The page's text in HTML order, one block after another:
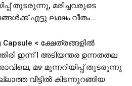
തുടരുന്നു, മരിച്ചവരുടെ
എട്ടു ലക്ഷം വീതം...
Capsule < ക്ഷേത്രങ്ങളിൽ
ഇന്ന് l അടിയന്തര ഉന്നതതല
മഴ മുന്നറിയിപ്പ് തുടരുന്നു
വീട്ടില്‍ കിടന്നുറങ്ങിയ